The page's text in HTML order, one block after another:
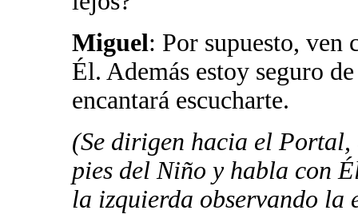
Miguel: Por supuesto, ven
Él. Además estoy seguro
encantará escucharte.
(Se dirigen hacia el
pies del Niño y habla con
la izquierda observando la